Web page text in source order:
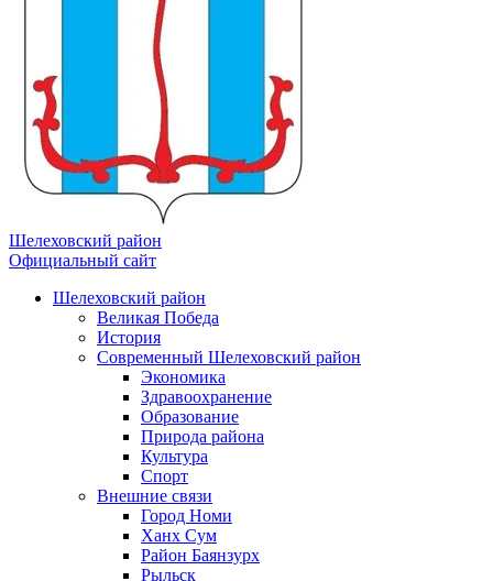
Шелеховский район
Официальный сайт
Шелеховский район
Великая Победа
История
Современный Шелеховский район
Экономика
Здравоохранение
Образование
Природа района
Культура
Спорт
Внешние связи
Город Номи
Ханх Сум
Район Баянзурх
Рыльск